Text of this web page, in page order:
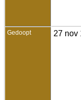
Gedoopt 27 nov